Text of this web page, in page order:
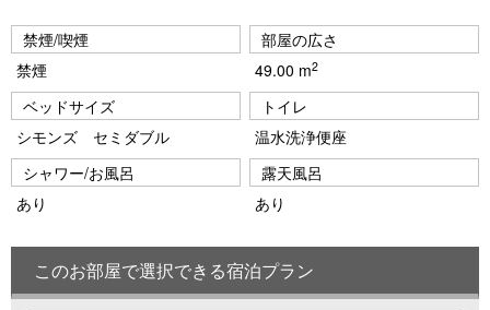
禁煙/喫煙
禁煙
部屋の広さ
49.00 m2
ベッドサイズ
シモンズ セミダブル
トイレ
温水洗浄便座
シャワー/お風呂
あり
露天風呂
あり
このお部屋で選択できる宿泊プラン